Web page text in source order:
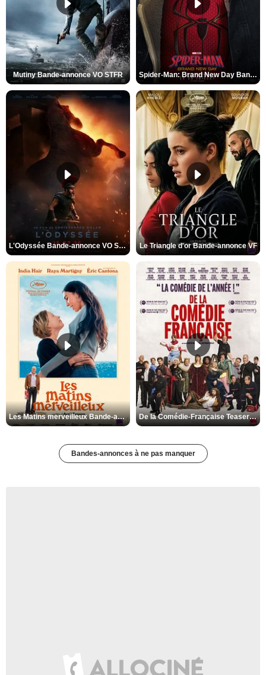
Mutiny Bande-annonce VO STFR Spider-Man: Brand New Day Bande-annonce VO STFR
L'Odyssée Bande-annonce VO STFR Le Triangle d'or Bande-annonce VF
Les Matins merveilleux Bande-annonce VF De la Comédie-Française Teaser VF
Bandes-annonces à ne pas manquer